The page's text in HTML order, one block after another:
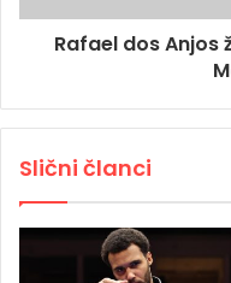
Rafael dos
Slični članci